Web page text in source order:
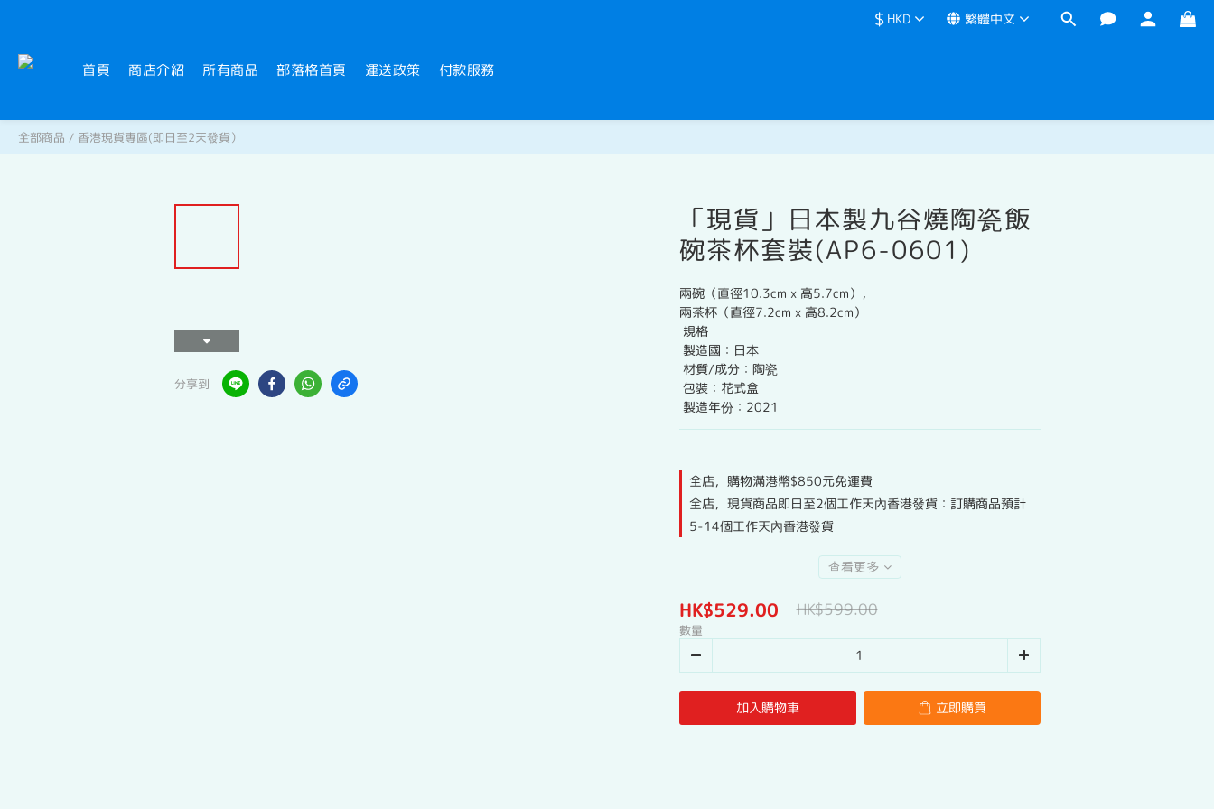
$ HKD 繁體中文
首頁 商店介紹 所有商品 部落格首頁 運送政策 付款服務
全部商品 / 香港現貨專區(即日至2天發貨）
分享到
「現貨」日本製九谷燒陶瓷飯
碗茶杯套裝(AP6-0601)
兩碗（直徑10.3cm x 高5.7cm），
兩茶杯（直徑7.2cm x 高8.2cm）
規格
製造國：日本
材質/成分：陶瓷
包裝：花式盒
製造年份：2021
全店，購物滿港幣$850元免運費
全店，現貨商品即日至2個工作天內香港發貨：訂購商品預計
5-14個工作天內香港發貨
查看更多
HK$529.00 HK$599.00
數量
加入購物車 立即購買